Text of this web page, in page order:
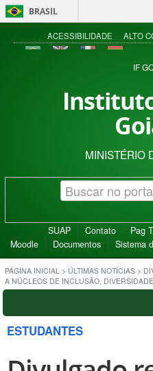
BRASIL
ACESSIBILIDADE ALTO
IF
MINISTÉRIO
SUAP Contato Pag
Moodle
Documentos Sistema
PÁGINA INICIAL > ÚLTIMAS NOTÍCIAS >
A NÚCLEOS DE INCLUSÃO,
ESTUDANTES